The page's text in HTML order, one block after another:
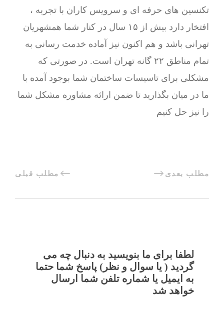
تکنسین های حرفه ای و سرویس کاران با تجربه ،
افتخار دارد بیش از ۱۵ سال در کنار شما همشهریان
تهرانی باشد و هم اکنون نیز آماده خدمت رسانی به
تمام مناطق ۲۲ گانه تهران است. در صورتی که
مشکلی برای تاسیسات ساختمان شما بوجود آمده با
ما در میان بگذارید تا ضمن ارائه مشاوره مشکل شما
را نیز حل کنیم
مطلب قبلی مطلب بعدی
لطفا برای ما بنویسید به دنبال چه می
گردید ( یا سوال و نظر) پاسخ شما حتما
به ایمیل یا شماره تلفن شما ارسال
خواهد شد